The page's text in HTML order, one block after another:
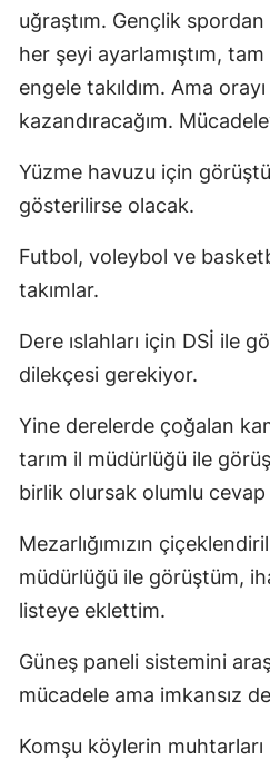
uğraştım. Gençlik
her şeyi ayarlamıştım,
engele takıldım. Ama
kazandıracağım.
Yüzme havuzu için
gösterilirse olacak.
Futbol, voleybol ve
takımlar.
Dere ıslahları için DSİ ile
dilekçesi gerekiyor.
Yine derelerde çoğalan
tarım il müdürlüğü ile
birlik olursak olumlu cevap
Mezarlığımızın
müdürlüğü ile görüştüm,
listeye eklettim.
Güneş paneli sistemini
mücadele ama imkansız
Komşu köylerin